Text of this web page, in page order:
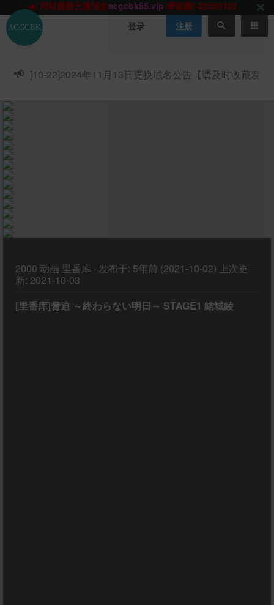
网站TG群聊t.me/acgbuster请收藏!
ACGCBK官方App
点击下载 永不迷路！
网站最新无墙域名
请收藏!-20250123
ACGCBK官方App 点击下载永不迷路！
网站最新无墙域名
登录 注册
[10-22]2024年11月13日更换域名公告【请及时收藏发
2000 动画 里番库 · 发布于: 5年前 (2021-10-02) 上次更
新: 2021-10-03
[里番库]脅迫 ～終わらない明日～ STAGE1 結城綾